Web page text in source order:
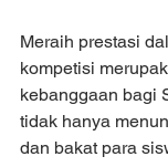
Meraih prestasi
kompetisi
kebanggaan bagi
tidak hanya
dan bakat para